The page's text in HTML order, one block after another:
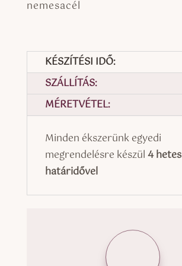
nemesacél
KÉSZÍTÉSI IDŐ:
SZÁLLÍTÁS:
MÉRETVÉTEL:
Minden ékszerünk egyedi
megrendelésre készül4 hetes
határidővel